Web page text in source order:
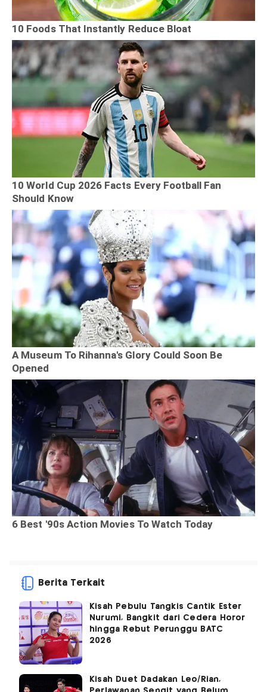
Berita Terkait
Kisah Pebulu Tangkis Cantik Ester
Nurumi, Bangkit dari Cedera Horor
hingga Rebut Perunggu BATC
2026
Kisah Duet Dadakan Leo/Rian,